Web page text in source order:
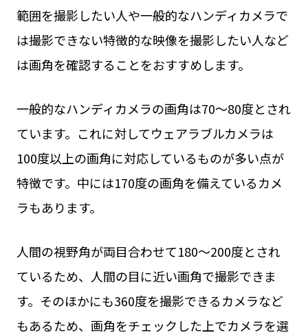
範囲を撮影したい人や一般的なハンディカメラで
は撮影できない特徴的な映像を撮影したい人など
は画角を確認することをおすすめします。
一般的なハンディカメラの画角は70〜80度とされ
ています。これに対してウェアラブルカメラは
100度以上の画角に対応しているものが多い点が
特徴です。中には170度の画角を備えているカメ
ラもあります。
人間の視野角が両目合わせて180〜200度とされ
ているため、人間の目に近い画角で撮影できま
す。そのほかにも360度を撮影できるカメラなど
もあるため、画角をチェックした上でカメラを選